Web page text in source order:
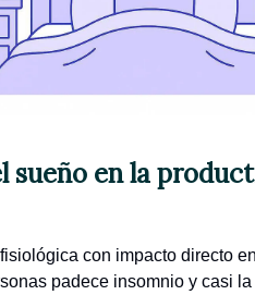
sueño en la
con impacto directo
padece insomnio y casi